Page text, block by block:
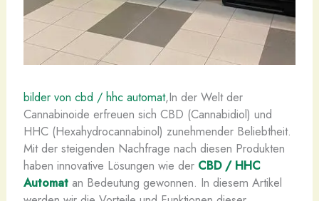
bilder von cbd / hhc automat,In der Welt der
Cannabinoide erfreuen sich CBD (Cannabidiol) und
HHC (Hexahydrocannabinol) zunehmender Beliebtheit.
Mit der steigenden Nachfrage nach diesen Produkten
haben innovative Lösungen wie der CBD / HHC
Automatan Bedeutung gewonnen. In diesem Artikel